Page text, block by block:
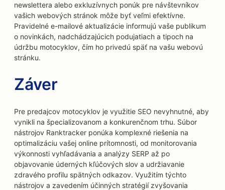
newslettera alebo exkluzívnych ponúk pre návštevníkov
vašich webových stránok môže byť veľmi efektívne.
Pravidelné e-mailové aktualizácie informujú vaše publikum
o novinkách, nadchádzajúcich podujatiach a tipoch na
údržbu motocyklov, čím ho privedú späť na vašu webovú
stránku.
Záver
Pre predajcov motocyklov je využitie SEO nevyhnutné, aby
vynikli na špecializovanom a konkurenčnom trhu. Súbor
nástrojov Ranktracker ponúka komplexné riešenia na
optimalizáciu vašej online prítomnosti, od monitorovania
výkonnosti vyhľadávania a analýzy SERP až po
objavovanie úderných kľúčových slov a udržiavanie
zdravého profilu spätných odkazov. Využitím týchto
nástrojov a zavedením účinných stratégií zvyšovania